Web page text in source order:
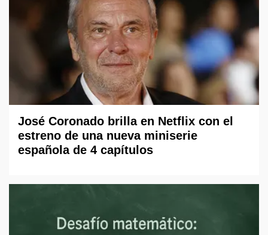
José Coronado brilla en Netflix con el
estreno de una nueva miniserie
española de 4 capítulos